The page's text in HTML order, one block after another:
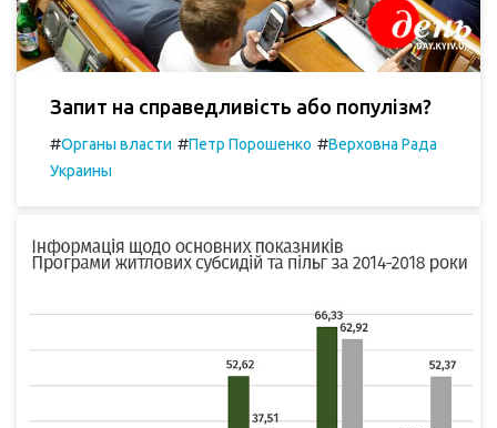
Запит на справедливість або популізм?
#Органы власти #Петр Порошенко #Верховна Рада
Украины